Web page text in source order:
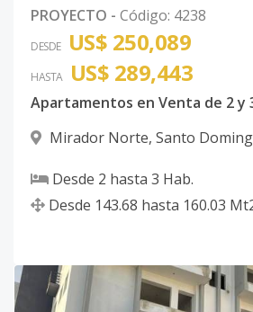
PROYECTO - Código: 4238
DESDE US$ 250,089
HASTA US$ 289,443
Mirador Norte, Santo
Desde 2 hasta 3 Hab.
Desde 143.68 hasta 160.03